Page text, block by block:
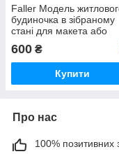
Faller Модель
будиночка в зібраному
станi для макета або
H0,1/87 і не тільки...
600 ₴
Купити
Про нас
100% позитивних з